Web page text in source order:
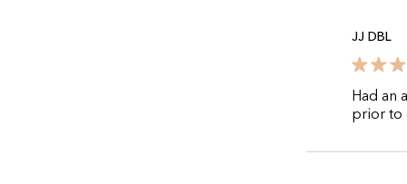
JJ DBL
Had an
prior to